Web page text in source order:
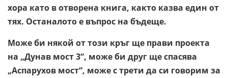
хора като в отворена книга, както казва един от
тях. Останалото е въпрос на бъдеще.
Може би някой от този кръг ще прави проекта
на „Дунав мост 3“, може би друг ще спасява
„Аспарухов мост“, може с трети да си говорим за